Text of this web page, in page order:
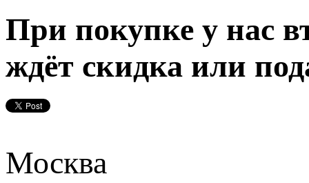
При покупке у нас
ждёт скидка или
Москва